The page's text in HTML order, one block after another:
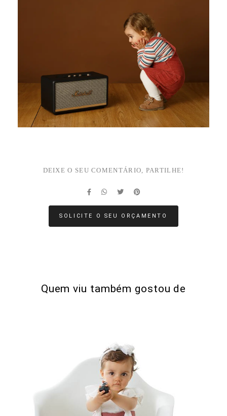
DEIXE O SEU COMENTÁRIO, PARTILHE!
SOLICITE O SEU ORÇAMENTO
Quem viu também gostou de